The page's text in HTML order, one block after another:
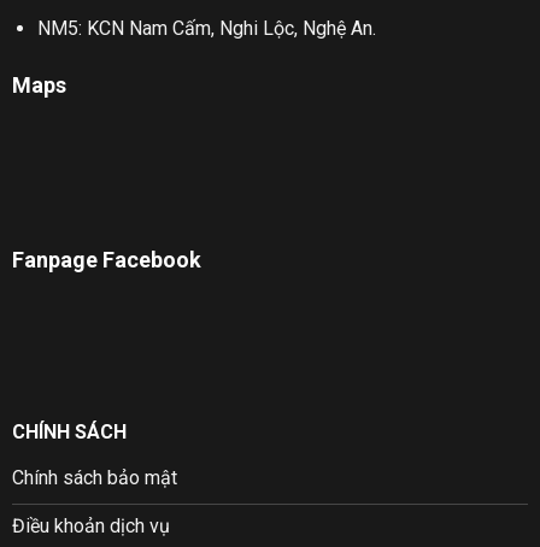
NM5: KCN Nam Cấm, Nghi Lộc, Nghệ An.
Maps
Fanpage Facebook
CHÍNH SÁCH
Chính sách bảo mật
Điều khoản dịch vụ